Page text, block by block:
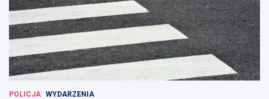
POLICJA WYDARZENIA